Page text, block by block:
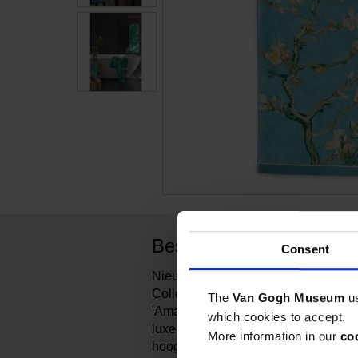
Consent
The Van Gogh Museum
which cookies to accept.
More information in our
Beschrijving
Nieuw dit seizoen in de
Collectie is het badgoed.
'Amandelbloesem' heeft het
luxe badlaken ontworpen. Het is
hoogwaardige katoen met een zeer